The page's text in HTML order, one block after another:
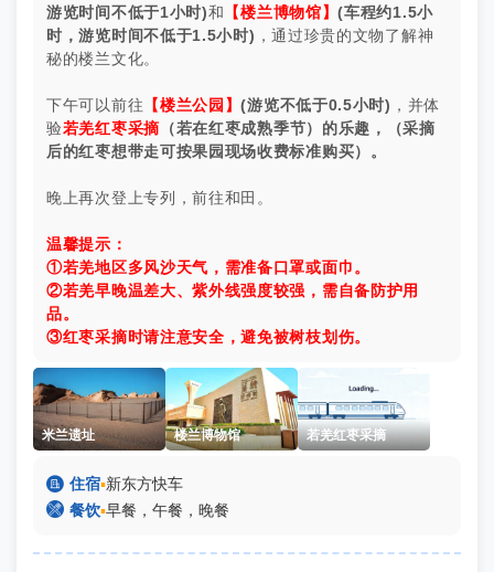
游览时间不低于1小时)和 【楼兰博物馆】(车程约1.5小
时，游览时间不低于1.5小时) ，通过珍贵的文物了解神
秘的楼兰文化。
下午可以前往 【楼兰公园】(游览不低于0.5小时) ，并体
验若羌红枣采摘 （若在红枣成熟季节） 的乐趣，（采摘
后的红枣想带走可按果园现场收费标准购买）。
晚上再次登上专列，前往和田。
温馨提示：
①若羌地区多风沙天气，需准备口罩或面巾。
②若羌早晚温差大、紫外线强度较强，需自备防护用
品。
③红枣采摘时请注意安全，避免被树枝划伤。
米兰遗址 楼兰博物馆 若羌红枣采摘
 住宿▪新东方快车
 餐饮▪早餐，午餐，晚餐